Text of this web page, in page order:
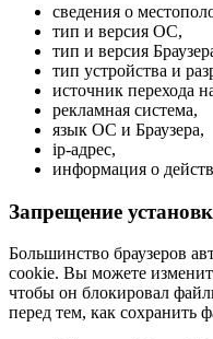
сведения о
тип и версия ОС,
тип и версия
тип устройства и
источник перехода
рекламная система,
язык ОС и Браузера,
ip-адрес,
информация о
Запрещение
Большинство браузеров
cookie. Вы можете
чтобы он блокировал
перед тем, как сохранить